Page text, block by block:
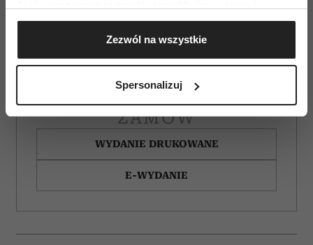
Gromadzić dane dotyczące Twojej lokalizacji
geograficznej z dokładnością nawet do kilku metrów
Identyfikować Twoje urządzenie, aktywnie
(fingerprinting, czyli wirtualny odcisk palca)
dane są przetwarzane oraz ustaw własne preferencje w
sekcji szczegółów. W Deklaracji plików cookie możesz
zmienić lub wycofać swoją zgodę w dowolnej chwili.
Wykorzystujemy pliki cookie do spersonalizowania treści
i reklam, aby oferować funkcje społecznościowe i
Zezwól na wszystkie
Spersonalizuj
ZAMÓW
WYDANIE DRUKOWANE
E-WYDANIE